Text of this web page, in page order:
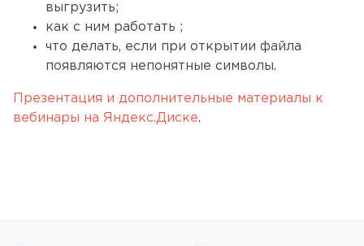
выгрузить;
как с ним работать ;
что делать, если при открытии файла
появляются непонятные символы.
Презентация и дополнительные материалы к
вебинары на Яндекс.Диске.